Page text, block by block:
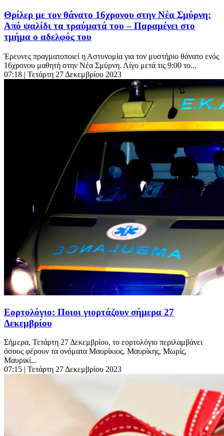
Θρίλερ με τον θάνατο 16χρονου στην Νέα Σμύρνη:
Από ψαλίδι τα τραύματά του – Παραμένει στο
τμήμα ο αδελφός του
Έρευνες πραγματοποιεί η Αστυνομία για τον μυστήριο θάνατο ενός
16χρονου μαθητή στην Νέα Σμύρνη. Λίγο μετά τις 9:00 το...
07:18 | Τετάρτη 27 Δεκεμβρίου 2023
Εορτολόγιο: Ποιοι γιορτάζουν σήμερα 27
Δεκεμβρίου
Σήμερα, Τετάρτη 27 Δεκεμβρίου, το εορτολόγιο περιλαμβάνει
όσους φέρουν τα ονόματα Μαυρίκιος, Μαυρίκης, Μωρίς,
Μαυρικί...
07:15 | Τετάρτη 27 Δεκεμβρίου 2023